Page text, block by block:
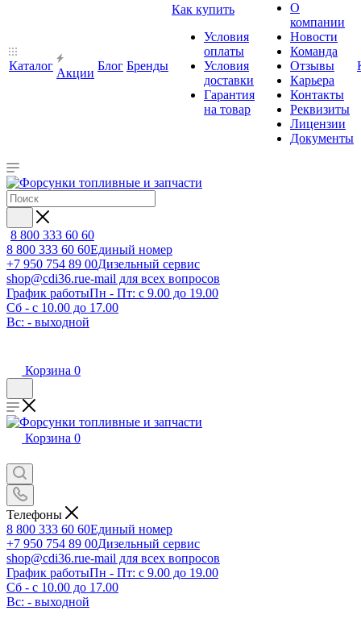
Каталог
Акции
Блог Бренды
Как купить
Условия
оплаты
Условия
доставки
Гарантия
на товар
О
компании
Новости
Команда
Отзывы
Карьера
Контакты
Реквизиты
Лицензии
Документы
8 800 333 60 60
8 800 333 60 60Единый номер
+7 950 754 89 00Дизельный сервис
shop@cdi36.rue-mail для всех вопросов
График работыПн - Пт: с 9.00 до 19.00
Сб - с 10.00 до 17.00
Вс: - выходной
Корзина 0
Корзина 0
Телефоны
8 800 333 60 60Единый номер
+7 950 754 89 00Дизельный сервис
shop@cdi36.rue-mail для всех вопросов
График работыПн - Пт: с 9.00 до 19.00
Сб - с 10.00 до 17.00
Вс: - выходной